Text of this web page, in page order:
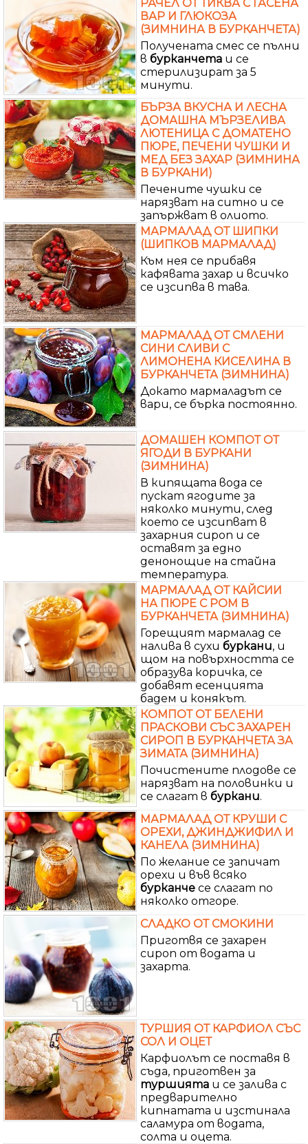
РАЧЕЛ ОТ ТИКВА С ГАСЕНА
ВАР И ГЛЮКОЗА
(ЗИМНИНА В БУРКАНЧЕТА)
Получената смес се пълни
в бурканчета и се
стерилизират за 5
минути.
БЪРЗА ВКУСНА И ЛЕСНА
ДОМАШНА МЪРЗЕЛИВА
ЛЮТЕНИЦА С ДОМАТЕНО
ПЮРЕ, ПЕЧЕНИ ЧУШКИ И
МЕД БЕЗ ЗАХАР (ЗИМНИНА
В БУРКАНИ)
Печените чушки се
нарязват на ситно и се
запържват в олиото.
МАРМАЛАД ОТ ШИПКИ
(ШИПКОВ МАРМАЛАД)
Към нея се прибавя
кафявата захар и всичко
се изсипва в тава.
МАРМАЛАД ОТ СМЛЕНИ
СИНИ СЛИВИ С
ЛИМОНЕНА КИСЕЛИНА В
БУРКАНЧЕТА (ЗИМНИНА)
Докато мармаладът се
вари, се бърка постоянно.
ДОМАШЕН КОМПОТ ОТ
ЯГОДИ В БУРКАНИ
(ЗИМНИНА)
В кипящата вода се
пускат ягодите за
няколко минути, след
което се изсипват в
захарния сироп и се
оставят за едно
денонощие на стайна
температура.
МАРМАЛАД ОТ КАЙСИИ
НА ПЮРЕ С РОМ В
БУРКАНЧЕТА (ЗИМНИНА)
Горещият мармалад се
налива в сухи буркани, и
щом на повърхността се
образува коричка, се
добавят есенцията
бадем и конякът.
КОМПОТ ОТ БЕЛЕНИ
ПРАСКОВИ СЪС ЗАХАРЕН
СИРОП В БУРКАНЧЕТА ЗА
ЗИМАТА (ЗИМНИНА)
Почистените плодове се
нарязват на половинки и
се слагат в буркани.
МАРМАЛАД ОТ КРУШИ С
ОРЕХИ, ДЖИНДЖИФИЛ И
КАНЕЛА (ЗИМНИНА)
По желание се запичат
орехи и във всяко
бурканче се слагат по
няколко отгоре.
СЛАДКО ОТ СМОКИНИ
Приготвя се захарен
сироп от водата и
захарта.
ТУРШИЯ ОТ КАРФИОЛ СЪС
СОЛ И ОЦЕТ
Карфиолът се поставя в
съда, приготвен за
туршията и се залива с
предварително
кипнатата и изстинала
саламура от водата,
солта и оцета.